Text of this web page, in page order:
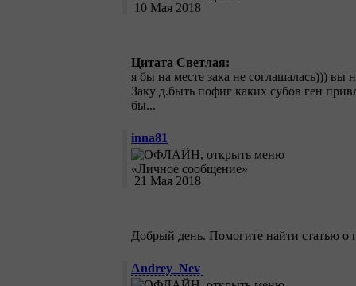
10 Мая 2018
Цитата Светлая:
я бы на месте зака не соглашалась)))
Заку д.быть пофиг каких субов ген
бы...
inna81
21 Мая 2018
Добрый день. Помогите найти статью
Andrey_Nev